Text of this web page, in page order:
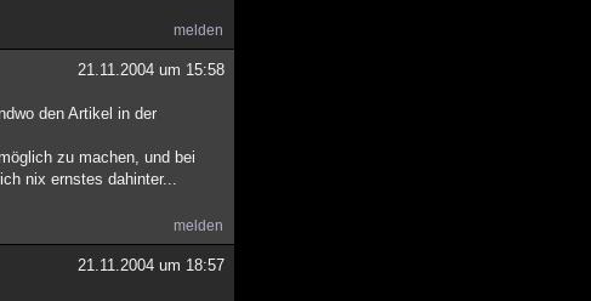
melden
21.11.2004 um 15:58
den Artikel in der
zu machen, und bei
nix ernstes dahinter...
melden
21.11.2004 um 18:57